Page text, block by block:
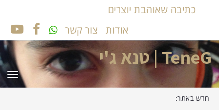
כתיבה שאוהבת יוצרים
אודות
צור קשר
TeneG | טנא ג'י
חדש באתר: